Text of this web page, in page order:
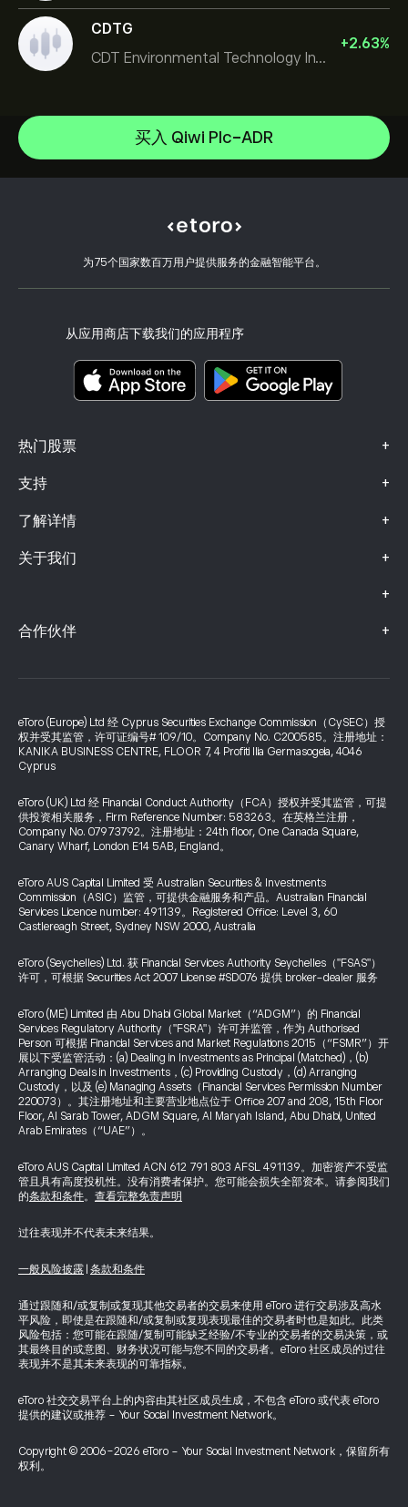
CDTG
CDT Environmental Technology Investment Holdings L
+2.63%
买入 Qiwi Plc-ADR
为75个国家数百万用户提供服务的金融智能平台。
从应用商店下载我们的应用程序
热门股票 +
Micron Technology, Inc.
Alphabet Inc Class A
JPMorgan Chase & Co
支持 +
如何入金
如何出金
开设账户
客户端漏洞
了解详情 +
CopyTrading 简介
负责任交易
eToro Academy
关于我们 +
选择 eToro 的理由
我们的办事处
+
风险披露
关键信息文档
投诉信息（FCA 客户）
合作伙伴 +
投资保险
eToro (Europe) Ltd 经 Cyprus Securities Exchange Commission（CySEC）授
权并受其监管，许可证编号# 109/10。Company No. C200585。注册地址：
KANIKA BUSINESS CENTRE, FLOOR 7, 4 Profiti Ilia Germasogeia, 4046
Cyprus
eToro (UK) Ltd 经 Financial Conduct Authority（FCA）授权并受其监管，可提
供投资相关服务，Firm Reference Number: 583263。在英格兰注册，
Company No. 07973792。注册地址：24th floor, One Canada Square,
Canary Wharf, London E14 5AB, England。
eToro AUS Capital Limited 受 Australian Securities & Investments
Commission（ASIC）监管，可提供金融服务和产品。Australian Financial
Services Licence number: 491139。Registered Office: Level 3, 60
Castlereagh Street, Sydney NSW 2000, Australia
eToro (Seychelles) Ltd. 获 Financial Services Authority Seychelles（"FSAS"）
许可，可根据 Securities Act 2007 License #SD076 提供 broker-dealer 服务
eToro (ME) Limited 由 Abu Dhabi Global Market（“ADGM”）的 Financial
Services Regulatory Authority（"FSRA"）许可并监管，作为 Authorised
Person 可根据 Financial Services and Market Regulations 2015（“FSMR”）开
展以下受监管活动：(a) Dealing in Investments as Principal (Matched)，(b)
Arranging Deals in Investments，(c) Providing Custody，(d) Arranging
Custody，以及 (e) Managing Assets（Financial Services Permission Number
220073）。其注册地址和主要营业地点位于 Office 207 and 208, 15th Floor
Floor, Al Sarab Tower, ADGM Square, Al Maryah Island, Abu Dhabi, United
Arab Emirates（“UAE”）。
eToro AUS Capital Limited ACN 612 791 803 AFSL 491139。加密资产不受监
管且具有高度投机性。没有消费者保护。您可能会损失全部资本。请参阅我们
的条款和条件。 查看完整免责声明
过往表现并不代表未来结果。
一般风险披露 条款和条件
通过跟随和/或复制或复现其他交易者的交易来使用 eToro 进行交易涉及高水
平风险，即使是在跟随和/或复制或复现表现最佳的交易者时也是如此。此类
风险包括：您可能在跟随/复制可能缺乏经验/不专业的交易者的交易决策，或
其最终目的或意图、财务状况可能与您不同的交易者。eToro 社区成员的过往
表现并不是其未来表现的可靠指标。
eToro 社交交易平台上的内容由其社区成员生成，不包含 eToro 或代表 eToro
提供的建议或推荐 - Your Social Investment Network。
Copyright © 2006-2026 eToro - Your Social Investment Network，保留所有
权利。